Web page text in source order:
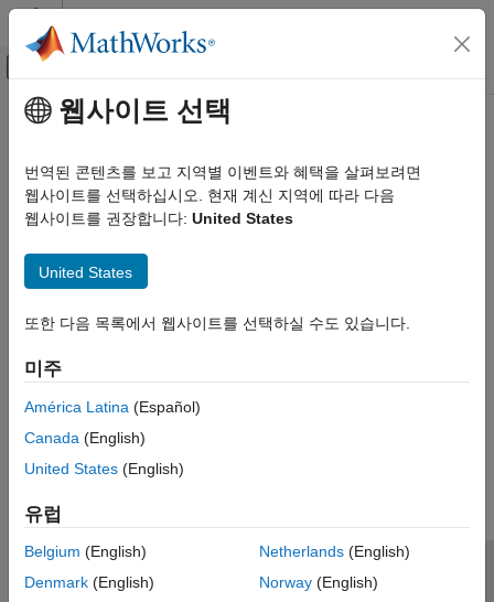
콘텐츠로 바로 가기
오프캔버스 탐색 메뉴 토글
문서 홈
Control Systems
주요 콘텐츠
웹사이트 선택
번역된 콘텐츠를 보고 지역별 이벤트와 혜택을 살펴보려면
웹사이트를 선택하십시오. 현재 계신 지역에 따라 다음
웹사이트를 권장합니다: United States
United States
또한 다음 목록에서 웹사이트를 선택하실 수도 있습니다.
미주
América Latina (Español)
Canada (English)
United States (English)
유럽
Belgium (English)
Denmark (English)
Netherlands(English)
Norway(English)
신뢰 센터 등록 상표 개인정보 취급방침
불법 복제 방지